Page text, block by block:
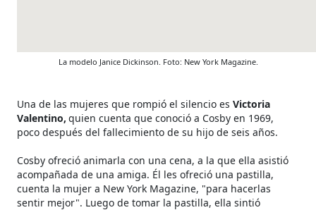
La modelo Janice Dickinson. Foto: New York Magazine.
Una de las mujeres que rompió el silencio esVictoria
Valentino, quien cuenta que conoció a Cosby en 1969,
poco después del fallecimiento de su hijo de seis años.
Cosby ofreció animarla con una cena, a la que ella asistió
acompañada de una amiga. Él les ofreció una pastilla,
cuenta la mujer a New York Magazine, "para hacerlas
sentir mejor". Luego de tomar la pastilla, ella sintió